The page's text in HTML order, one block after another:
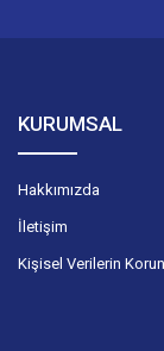
KURUMSAL
Hakkımızda
İletişim
Kişisel Verilerin